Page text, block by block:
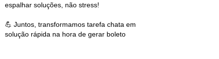
espalhar soluções, não stress!
💪 Juntos, transformamos tarefa chata em
solução rápida na hora de gerar boleto